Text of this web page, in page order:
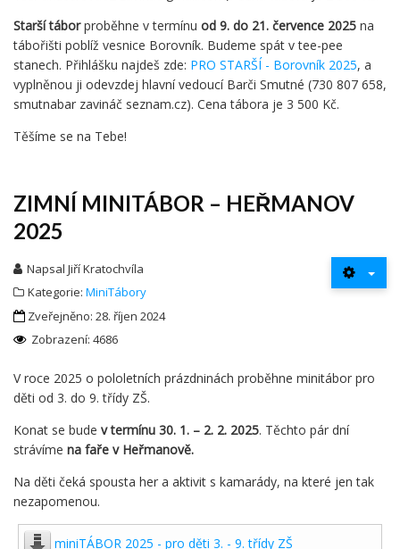
Starší táborproběhne v termínu od 9. do 21. července 2025 na
tábořišti poblíž vesnice Borovník. Budeme spát v tee-pee
stanech. Přihlášku najdeš zde: PRO STARŠÍ - Borovník 2025, a
vyplněnou ji odevzdej hlavní vedoucí Barči Smutné (730 807 658,
smutnabar zavináč seznam.cz). Cena tábora je 3 500 Kč.
Těšíme se na Tebe!
ZIMNÍ MINITÁBOR – HEŘMANOV
2025
NapsalJiří Kratochvíla
Kategorie: MiniTábory
Zveřejněno: 28. říjen 2024
Zobrazení: 4686
V roce 2025 o pololetních prázdninách proběhne minitábor pro
děti od 3. do 9. třídy ZŠ.
Konat se bude v termínu 30. 1. – 2. 2. 2025. Těchto pár dní
strávíme na faře v Heřmanově.
Na děti čeká spousta her a aktivit s kamarády, na které jen tak
nezapomenou.
miniTÁBOR 2025 - pro děti 3. - 9. třídy ZŠ